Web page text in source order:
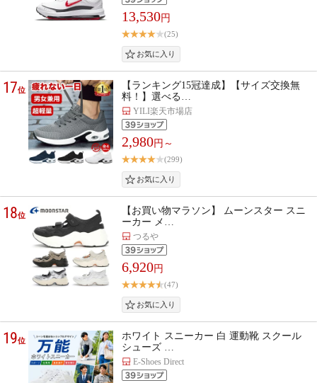
13,530円
(25)
17位
【ランキング15冠達成】【サイズ交換無
料！】選べる…
YILI楽天市場店
2,980円～
(299)
18位
【お買い物マラソン】 ムーンスター スニ
ーカー メ…
つるや
6,920円
(47)
19位
ホワイト スニーカー 白 運動靴 スクール
シューズ …
E-Shoes Direct